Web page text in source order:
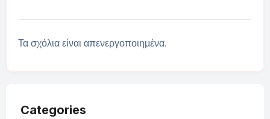
Τα σχόλια είναι απενεργοποιημένα.
Categories